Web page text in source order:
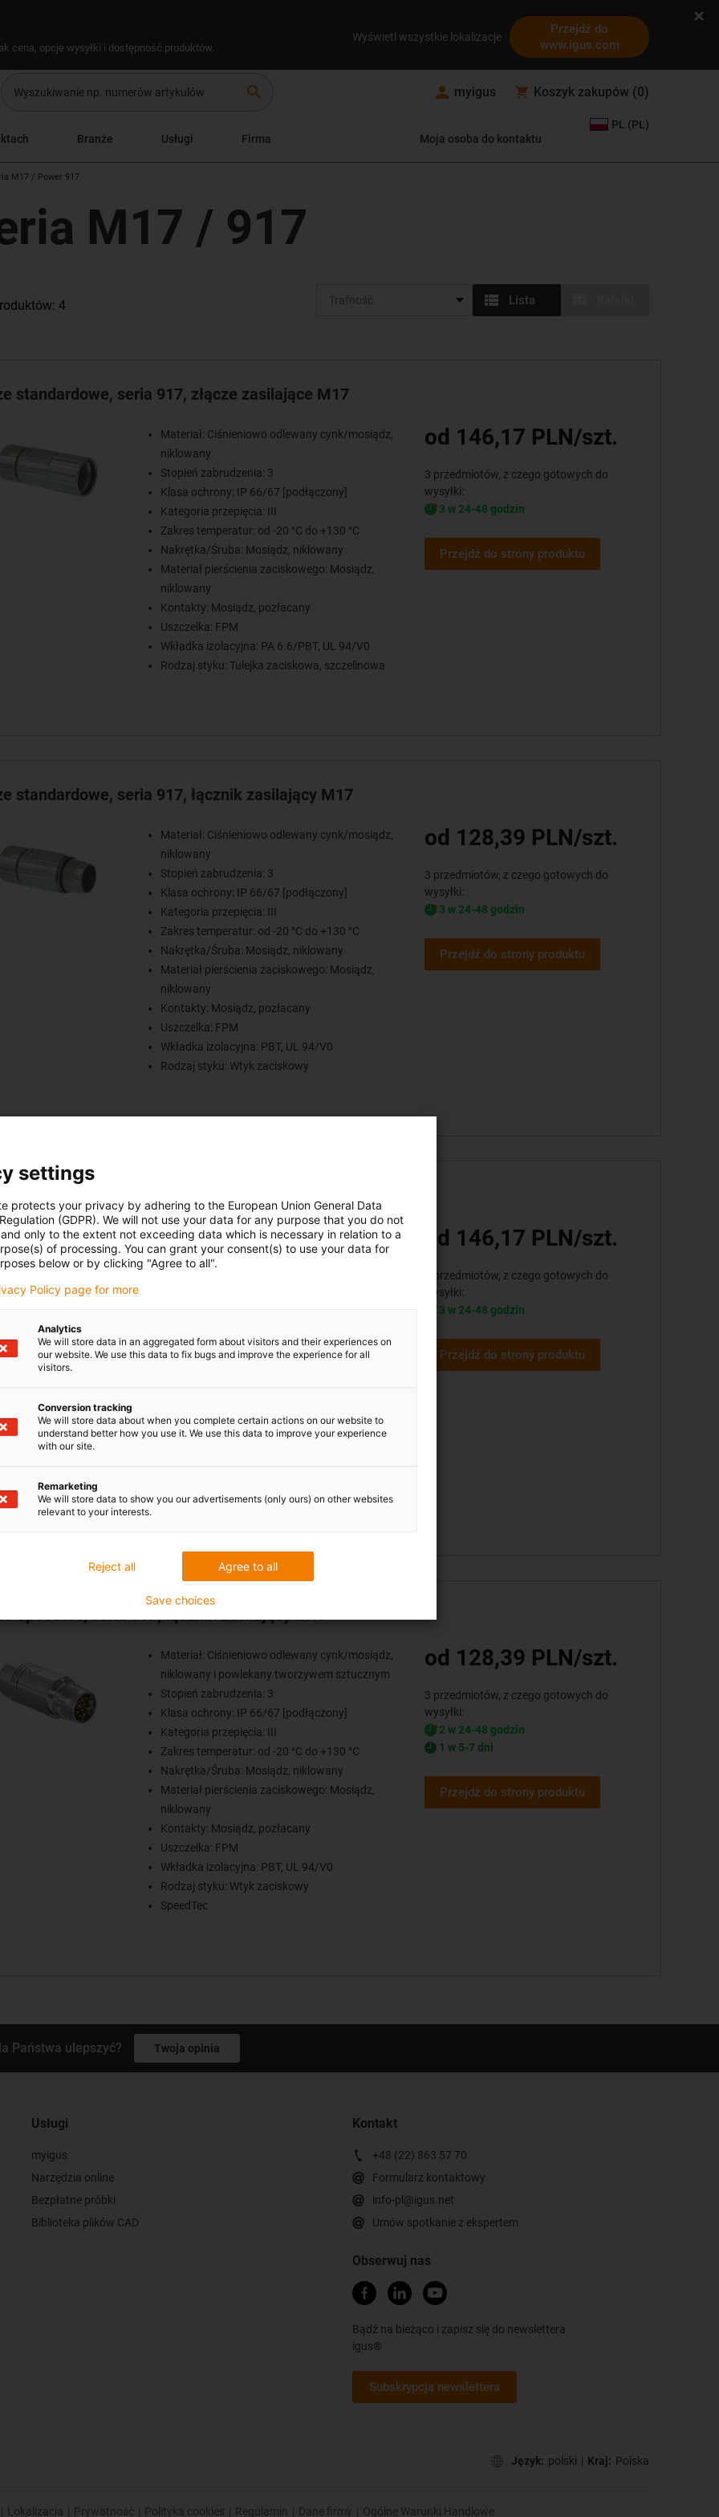
cena, opcje wysyłki i dostępność produktów.
Wyświetl wszystkie lokalizacje
Przejdź do
www.igus.com
search myigus Koszyk zakupów (0)
Branże Usługi Firma Moja osoba do kontaktu
PL (PL)
M17 / Power 917
M17 / 917
Lista
4
standardowe, seria 917, złącze zasilające M17
Materiał: Ciśnieniowo odlewany cynk/mosiądz,
niklowany
Stopień zabrudzenia: 3
Klasa ochrony: IP 66/67 [podłączony]
Kategoria przepięcia: III
Zakres temperatur: od -20 °C do +130 °C
Nakrętka/Śruba: Mosiądz, niklowany
Materiał pierścienia zaciskowego: Mosiądz,
niklowany
Kontakty: Mosiądz, pozłacany
Uszczelka: FPM
Wkładka izolacyjna: PA 6.6/PBT, UL 94/V0
Rodzaj styku: Tulejka zaciskowa, szczelinowa
od 146,17 PLN/szt.
3 przedmiotów, z czego gotowych do
wysyłki:
3 w 24-48 godzin
Przejdź do strony produktu
standardowe, seria 917, łącznik zasilający M17
Materiał: Ciśnieniowo odlewany cynk/mosiądz,
niklowany
Stopień zabrudzenia: 3
Klasa ochrony: IP 66/67 [podłączony]
Kategoria przepięcia: III
Zakres temperatur: od -20 °C do +130 °C
Nakrętka/Śruba: Mosiądz, niklowany
Materiał pierścienia zaciskowego: Mosiądz,
niklowany
Kontakty: Mosiądz, pozłacany
Uszczelka: FPM
Wkładka izolacyjna: PBT, UL 94/V0
Rodzaj styku: Wtyk zaciskowy
od 128,39 PLN/szt.
3 przedmiotów, z czego gotowych do
wysyłki:
3 w 24-48 godzin
Przejdź do strony produktu
Materiał: Ciśnieniowo odlewany cynk/mosiądz,
niklowany
Stopień zabrudzenia: 3
Nakrętka/Śruba: Mosiądz, niklowany
Uszczelka: FPM
od 146,17 PLN/szt.
3 przedmiotów, z czego gotowych do
wysyłki:
3 w 24-48 godzin
Przejdź do strony produktu
Speedtec, seria 917, łącznik zasilający M17
Materiał: Ciśnieniowo odlewany cynk/mosiądz,
niklowany i powlekany tworzywem sztucznym
Stopień zabrudzenia: 3
Klasa ochrony: IP 66/67 [podłączony]
Kategoria przepięcia: III
Zakres temperatur: od -20 °C do +130 °C
Nakrętka/Śruba: Mosiądz, niklowany
Materiał pierścienia zaciskowego: Mosiądz,
niklowany
Kontakty: Mosiądz, pozłacany
Uszczelka: FPM
Wkładka izolacyjna: PBT, UL 94/V0
Rodzaj styku: Wtyk zaciskowy
SpeedTec
od 128,39 PLN/szt.
3 przedmiotów, z czego gotowych do
wysyłki:
2 w 24-48 godzin
1 w 5-7 dni
Przejdź do strony produktu
Państwa ulepszyć? Twoja opinia
Usługi
myigus
Narzędzia online
Bezpłatne próbki
Biblioteka plików CAD
Kontakt
+48 (22) 863 57 70
Formularz kontaktowy
info-pl@igus.net
Umów spotkanie z ekspertem
Obserwuj nas
Bądź na bieżąco i zapisz się do newslettera
igus®
Subskrypcja newslettera
Język: polski | Kraj: Polska
| Lokalizacja | Prywatność | Polityka cookies | Regulamin | Dane firmy | Ogólne Warunki Handlowe
settings
protects your privacy by adhering to the European Union General Data
(GDPR). We will not use your data for any purpose that you do not
only to the extent not exceeding data which is necessary in relation to a
of processing. You can grant your consent(s) to use your data for
below or by clicking "Agree to all".
Policy page for more
Analytics
We will store data in an aggregated form about visitors and their experiences on
our website. We use this data to fix bugs and improve the experience for all
visitors.
Conversion tracking
We will store data about when you complete certain actions on our website to
understand better how you use it. We use this data to improve your experience
with our site.
Remarketing
We will store data to show you our advertisements (only ours) on other websites
relevant to your interests.
Agree to all
Reject all
Save choices